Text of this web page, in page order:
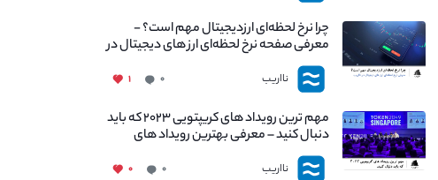
چرا نرخ لحظه‌ای ارزدیجیتال مهم است؟ -
معرفی صفحه نرخ لحظه‌ای ارز های دیجیتال در
نااریب
نااریب ۰ ۱
مهم ترین رویداد های کریپتویی ۲۰۲۳ که باید
دنبال کنید – معرفی بهترین رویداد های
جهانی
نااریب ۰ ۰